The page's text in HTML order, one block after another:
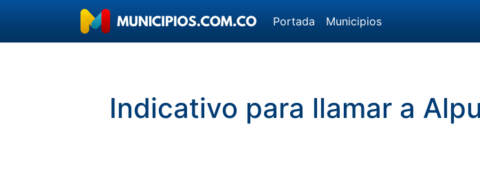
Portada Municipios
Indicativo para llamar a